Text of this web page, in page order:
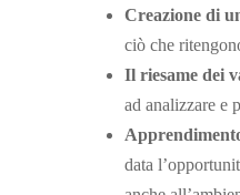
Creazione di
ciò che
Il riesame dei
ad analizzare e
data